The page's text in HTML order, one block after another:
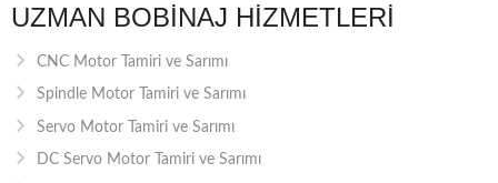
UZMAN BOBINAJ HIZMETLERI
CNC Motor Tamiri ve Sarımı
Spindle Motor Tamiri ve Sarımı
Servo Motor Tamiri ve Sarımı
DC Servo Motor Tamiri ve Sarımı